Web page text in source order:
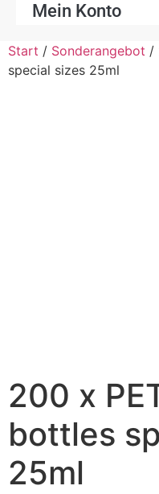
Mein Konto
Start / Sonderangebot /
special sizes 25ml
200 x
bottles
25ml